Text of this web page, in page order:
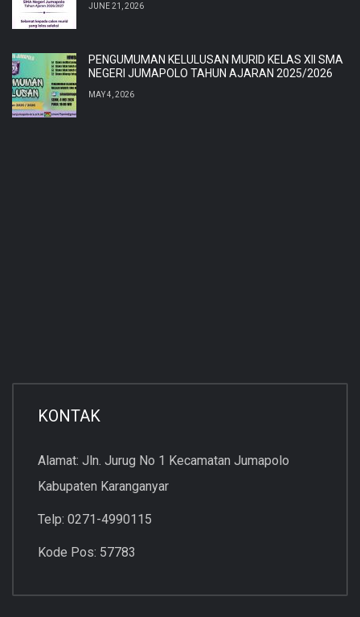
JUNE 21, 2026
PENGUMUMAN KELULUSAN MURID KELAS XII SMA
NEGERI JUMAPOLO TAHUN AJARAN 2025/2026
MAY 4, 2026
KONTAK
Alamat: Jln. Jurug No 1 Kecamatan Jumapolo
Kabupaten Karanganyar
Telp: 0271-4990115
Kode Pos: 57783